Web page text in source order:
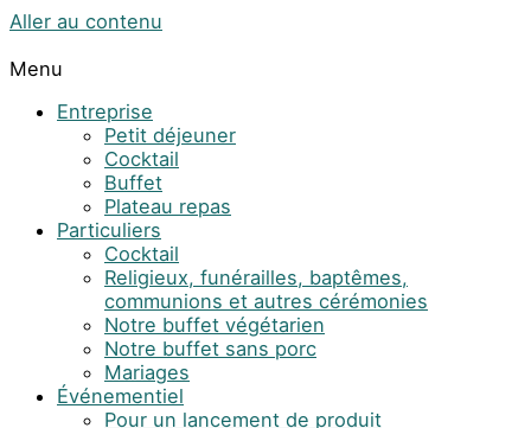
Aller au contenu
Menu
Entreprise
Petit déjeuner
Cocktail
Buffet
Plateau repas
Particuliers
Cocktail
Religieux, funérailles, baptêmes,
communions et autres cérémonies
Notre buffet végétarien
Notre buffet sans porc
Mariages
Événementiel
Pour un lancement de produit